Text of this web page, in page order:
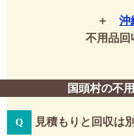
沖
不用品回
国頭村の不
見積もりと回収は